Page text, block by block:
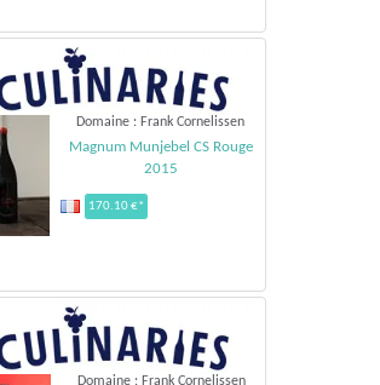
Domaine : Frank Cornelissen
Magnum Munjebel CS Rouge
2015
170.10 €*
Domaine : Frank Cornelissen